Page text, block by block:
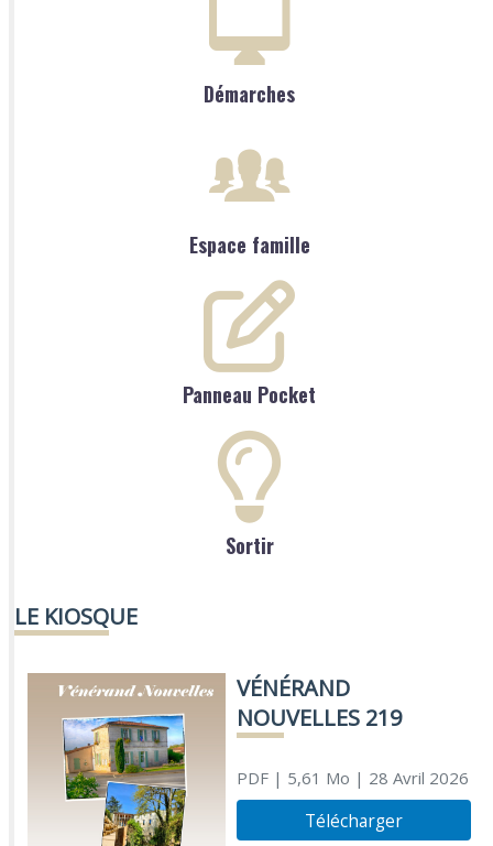
Démarches
Espace famille
Panneau Pocket
Sortir
LE KIOSQUE
VÉNÉRAND
NOUVELLES 219
PDF| 5,61 Mo | 28 Avril 2026
Télécharger